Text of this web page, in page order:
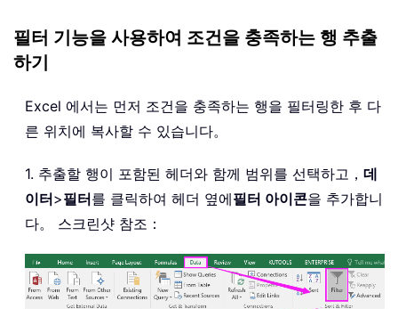
필터 기능을 사용하여 조건을 충족하는 행 추출
하기
Excel 에서는 먼저 조건을 충족하는 행을 필터링한 후 다
른 위치에 복사할 수 있습니다。
1. 추출할 행이 포함된 헤더와 함께 범위를 선택하고， 데
이터>필터를 클릭하여 헤더 옆에필터 아이콘을 추가합니
다。 스크린샷 참조：